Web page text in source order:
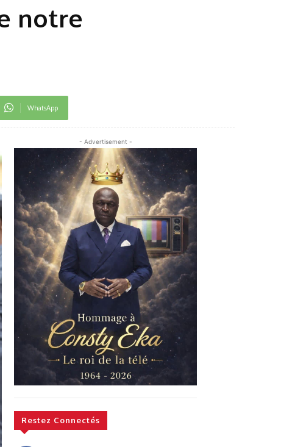
notre
WhatsApp
- Advertisement -
Restez Connectés